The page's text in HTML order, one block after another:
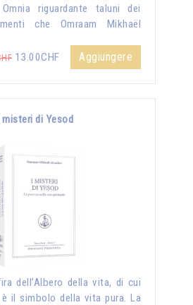
riguardante taluni dei
che Omraam Mikhaël
13.00CHF Aggiungere
misteri di Yesod
dell’Albero della vita, di cui
il simbolo della vita pura. La